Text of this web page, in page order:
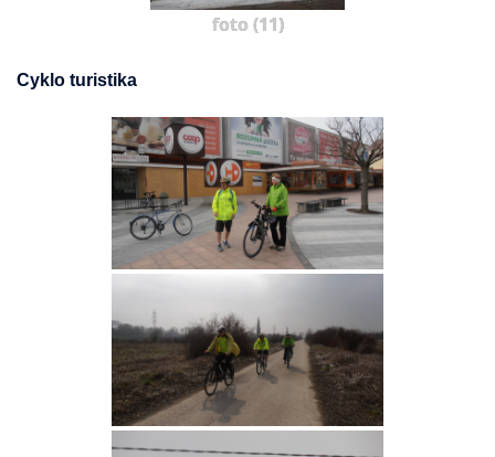
foto (11)
Cyklo turistika